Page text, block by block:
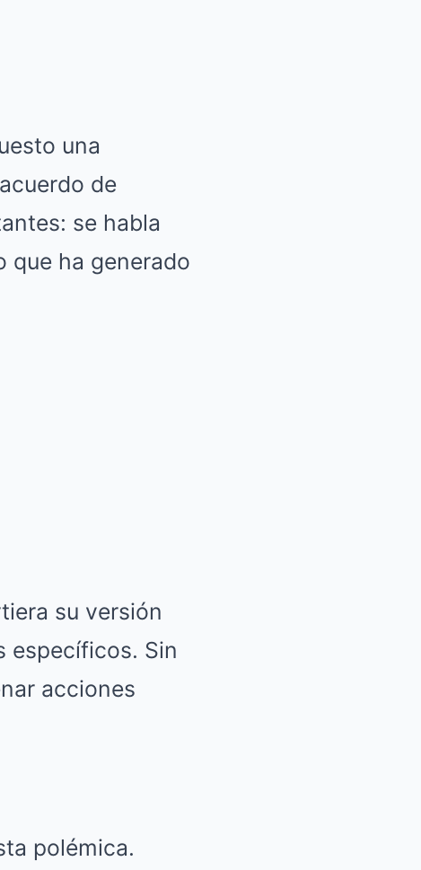
una
de
se habla
que ha generado
su versión
específicos. Sin
acciones
polémica.